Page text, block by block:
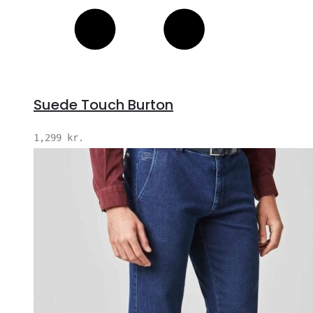
Suede Touch Burton
1,299 kr.